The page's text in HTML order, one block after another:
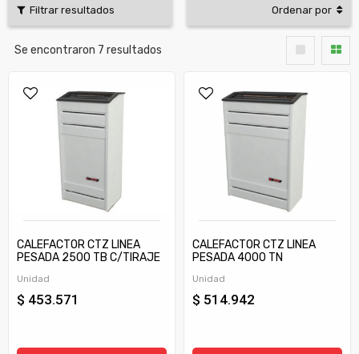
Filtrar resultados Ordenar por
Se encontraron 7 resultados
CALEFACTOR CTZ LINEA
PESADA 2500 TB C/TIRAJE
Unidad
$ 453.571
CALEFACTOR CTZ LINEA
PESADA 4000 TN
Unidad
$ 514.942